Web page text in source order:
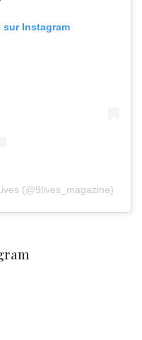
Instagram
(@9lives_magazine)